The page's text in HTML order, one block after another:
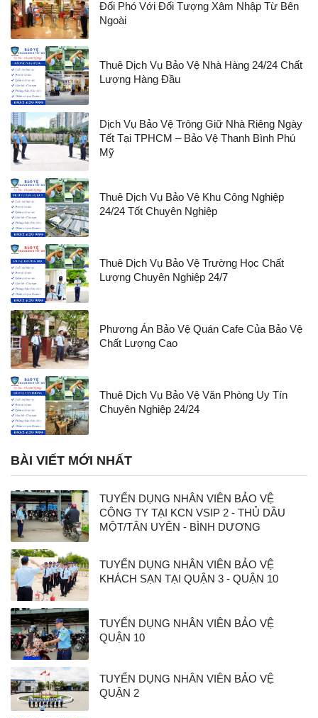
Đối Phó Với Đối Tượng Xâm Nhập Từ Bên
Ngoài
Thuê Dịch Vụ Bảo Vệ Nhà Hàng 24/24 Chất
Lượng Hàng Đầu
Dịch Vụ Bảo Vệ Trông Giữ Nhà Riêng Ngày
Tết Tại TPHCM – Bảo Vệ Thanh Bình Phú
Mỹ
Thuê Dịch Vụ Bảo Vệ Khu Công Nghiệp
24/24 Tốt Chuyên Nghiệp
Thuê Dịch Vụ Bảo Vệ Trường Học Chất
Lượng Chuyên Nghiệp 24/7
Phương Án Bảo Vệ Quán Cafe Của Bảo Vệ
Chất Lượng Cao
Thuê Dịch Vụ Bảo Vệ Văn Phòng Uy Tín
Chuyên Nghiệp 24/24
BÀI VIẾT MỚI NHẤT
TUYỂN DỤNG NHÂN VIÊN BẢO VỆ
CÔNG TY TẠI KCN VSIP 2 - THỦ DẦU
MỘT/TÂN UYÊN - BÌNH DƯƠNG
TUYỂN DỤNG NHÂN VIÊN BẢO VỆ
KHÁCH SẠN TẠI QUẬN 3 - QUẬN 10
TUYỂN DỤNG NHÂN VIÊN BẢO VỆ
QUẬN 10
TUYỂN DỤNG NHÂN VIÊN BẢO VỆ
QUẬN 2